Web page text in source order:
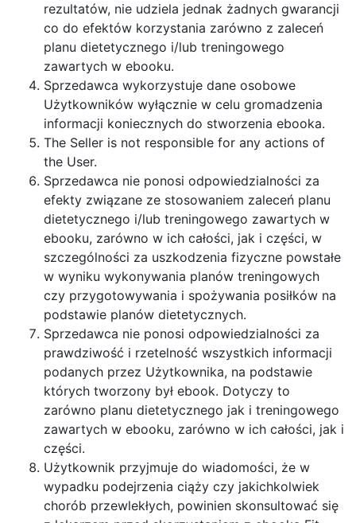
rezultatów, nie udziela jednak żadnych gwarancji
co do efektów korzystania zarówno z zaleceń
planu dietetycznego i/lub treningowego
zawartych w ebooku.
Sprzedawca wykorzystuje dane osobowe
Użytkowników wyłącznie w celu gromadzenia
informacji koniecznych do stworzenia ebooka.
The Seller is not responsible for any actions of
the User.
Sprzedawca nie ponosi odpowiedzialności za
efekty związane ze stosowaniem zaleceń planu
dietetycznego i/lub treningowego zawartych w
ebooku, zarówno w ich całości, jak i części, w
szczególności za uszkodzenia fizyczne powstałe
w wyniku wykonywania planów treningowych
czy przygotowywania i spożywania posiłków na
podstawie planów dietetycznych.
Sprzedawca nie ponosi odpowiedzialności za
prawdziwość i rzetelność wszystkich informacji
podanych przez Użytkownika, na podstawie
których tworzony był ebook. Dotyczy to
zarówno planu dietetycznego jak i treningowego
zawartych w ebooku, zarówno w ich całości, jak i
części.
Użytkownik przyjmuje do wiadomości, że w
wypadku podejrzenia ciąży czy jakichkolwiek
chorób przewlekłych, powinien skonsultować się